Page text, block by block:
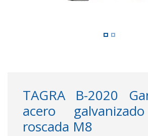
TAGRA B-2020
acero
roscada M8